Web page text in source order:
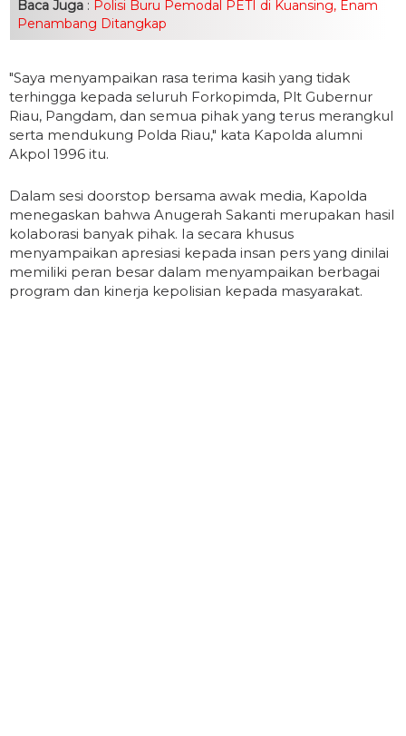
Baca Juga : Polisi Buru Pemodal PETI di Kuansing, Enam
Penambang Ditangkap
"Saya menyampaikan rasa terima kasih yang tidak
terhingga kepada seluruh Forkopimda, Plt Gubernur
Riau, Pangdam, dan semua pihak yang terus merangkul
serta mendukung Polda Riau," kata Kapolda alumni
Akpol 1996 itu.
Dalam sesi doorstop bersama awak media, Kapolda
menegaskan bahwa Anugerah Sakanti merupakan hasil
kolaborasi banyak pihak. Ia secara khusus
menyampaikan apresiasi kepada insan pers yang dinilai
memiliki peran besar dalam menyampaikan berbagai
program dan kinerja kepolisian kepada masyarakat.